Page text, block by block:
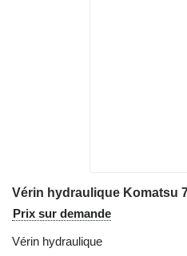
Prix sur demande
Vérin hydraulique